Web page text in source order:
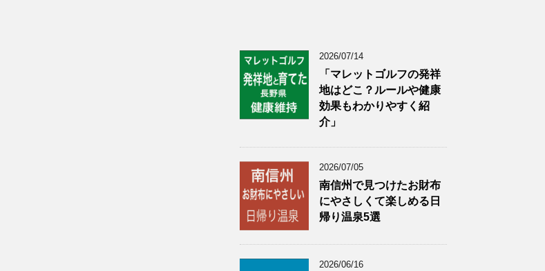
2026/07/14
「マレットゴルフの発祥
地はどこ？ルールや健康
効果もわかりやすく紹
介」
2026/07/05
南信州で見つけたお財布
にやさしくて楽しめる日
帰り温泉5選
2026/06/16